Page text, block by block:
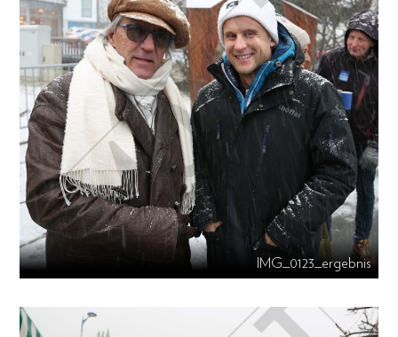
IMG_0123_ergebnis